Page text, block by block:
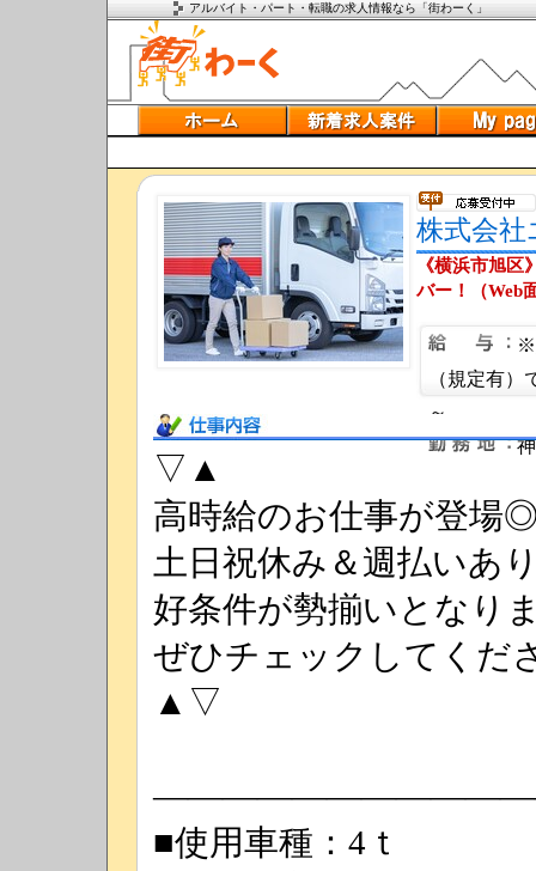
アルバイト・パート・転職の求人情報なら「街わーく」
株式会
《横浜市旭
バー！（Web
※
（規定有）
～
仕事内容
▽▲
高時給のお仕事が登場
土日祝休み＆週払いあ
好条件が勢揃いとなり
ぜひチェックしてくだ
▲▽
■使用車種：4ｔ